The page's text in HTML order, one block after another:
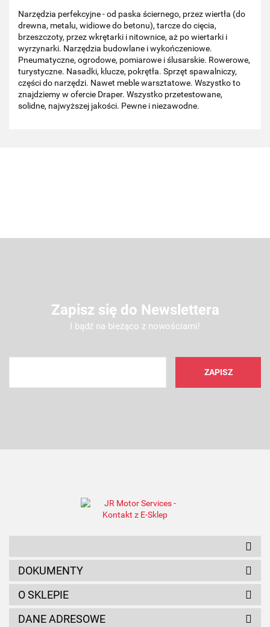
Narzędzia perfekcyjne - od paska ściernego, przez wiertła (do
drewna, metalu, widiowe do betonu), tarcze do cięcia,
brzeszczoty, przez wkrętarki i nitownice, aż po wiertarki i
wyrzynarki. Narzędzia budowlane i wykończeniowe.
Pneumatyczne, ogrodowe, pomiarowe i ślusarskie. Rowerowe,
turystyczne. Nasadki, klucze, pokrętła. Sprzęt spawalniczy,
części do narzędzi. Nawet meble warsztatowe. Wszystko to
znajdziemy w ofercie Draper. Wszystko przetestowane,
solidne, najwyższej jakości. Pewne i niezawodne.
Zapisz się do Newslettera
I bądź na bieżąco z nowościami!
DOKUMENTY
O SKLEPIE
DANE ADRESOWE